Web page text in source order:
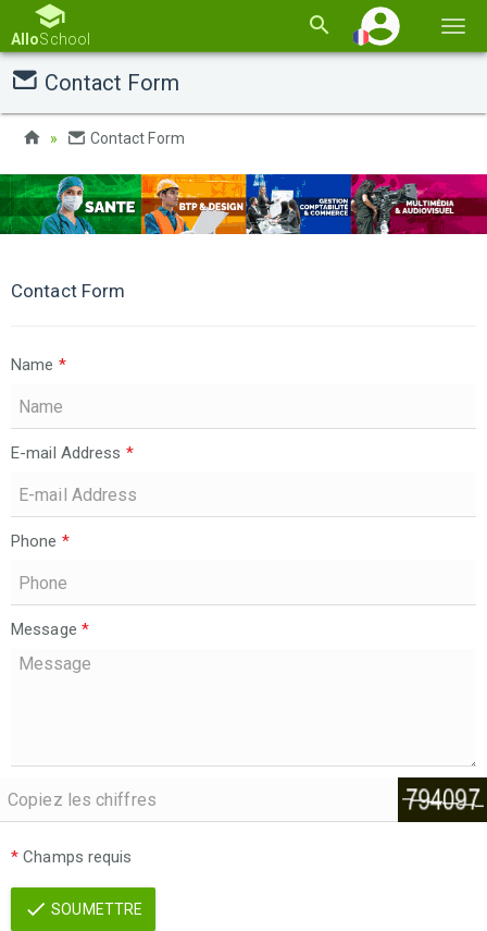
la
AlloSchool
Contact Form
Contact Form
Contact Form
Name *
E-mail Address *
Phone *
Message *
* Champs requis
SOUMETTRE